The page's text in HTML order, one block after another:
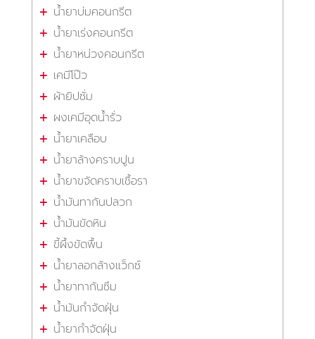
น้ำยาบ่มคอนกรีต
น้ำยาเร่งคอนกรีต
น้ำยาหน่วงคอนกรีต
เคมีโป๊ว
ผ้ายิปซั่ม
ผงเคมีอุดน้ำรั่ว
น้ำยาเคลือบ
น้ำยาล้างคราบปูน
น้ำยาขจัดคราบเชื้อรา
น้ำมันทากันปลวก
น้ำมันขัดหิน
ขี้ผึ้งขัดพื้น
น้ำยาลอกล้างแว็กซ์
น้ำยาทากันซึม
น้ำมันกำจัดฝุ่น
น้ำยากำจัดฝุ่น